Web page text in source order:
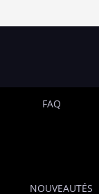
FAQ
NOUVEAUTÉS